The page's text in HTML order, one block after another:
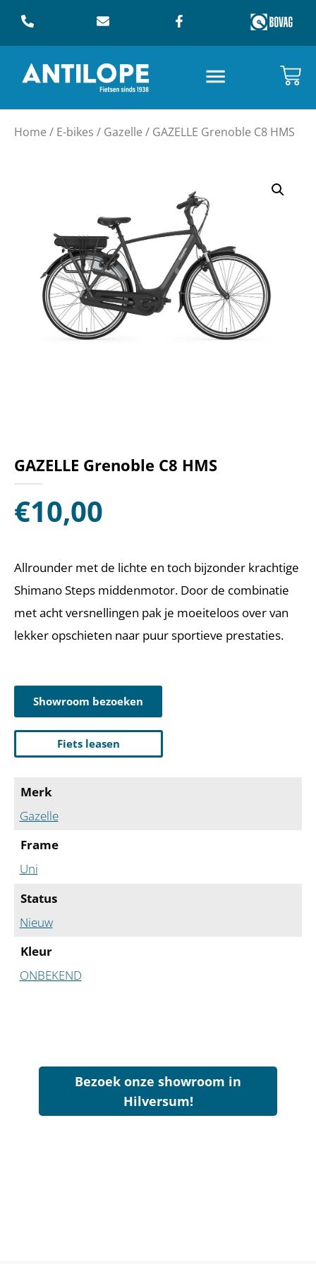
Home / E-bikes / Gazelle / GAZELLE Grenoble C8 HMS
GAZELLE Grenoble C8 HMS
€10,00
Allrounder met de lichte en toch bijzonder krachtige
Shimano Steps middenmotor. Door de combinatie
met acht versnellingen pak je moeiteloos over van
lekker opschieten naar puur sportieve prestaties.
Showroom bezoeken
Fiets leasen
Merk
Gazelle
Frame
Uni
Status
Nieuw
Kleur
ONBEKEND
Bezoek onze showroom in
Hilversum!